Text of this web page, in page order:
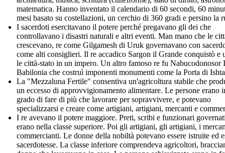
matematica. Hanno inventato il calendario di 60 secondi, 60
mesi basato su costellazioni, un cerchio di 360 gradi e persino la
I sacerdoti esercitavano il potere perché pregavano gli dei che
controllavano i disastri naturali e altri eventi. Man mano che le
crescevano, re come Gilgamesh di Uruk governavano con
come alti consiglieri. Il re accadico Sargon il Grande conquistò e
le città-stato in un impero. Un altro famoso re fu Nabucodonosor
Babilonia che costruì imponenti monumenti come la Porta di
La "Mezzaluna Fertile" consentiva un'agricoltura stabile che
un eccesso di approvvigionamento alimentare. Le persone erano
grado di fare di più che lavorare per sopravvivere, e potevano
specializzarsi e creare come artigiani, artigiani, mercanti e
I re avevano il potere maggiore. Preti, scribi e funzionari
erano nella classe superiore. Poi gli artigiani, gli artigiani, i
commercianti. Le donne della nobiltà potevano essere istruite ed
sacerdotesse. La classe inferiore comprendeva agricoltori,